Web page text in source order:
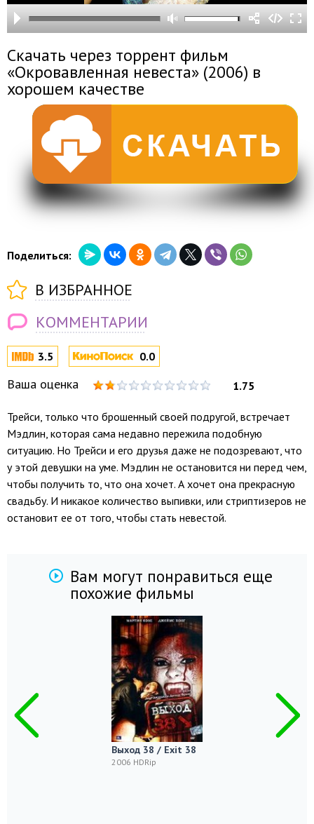
3.5 0.0
Ваша оценка 1.75
Трейси, только что брошенный своей подругой, встречает
Мэдлин, которая сама недавно пережила подобную
ситуацию. Но Трейси и его друзья даже не подозревают, что
у этой девушки на уме. Мэдлин не остановится ни перед чем,
чтобы получить то, что она хочет. А хочет она прекрасную
свадьбу. И никакое количество выпивки, или стриптизеров не
остановит ее от того, чтобы стать невестой.
Скачать через торрент фильм
«Окровавленная невеста» (2006) в
хорошем качестве
Поделиться:
В ИЗБРАННОЕ
КОММЕНТАРИИ
Вам могут понравиться еще
похожие фильмы
Выход 38 / Exit 38
2006 HDRip